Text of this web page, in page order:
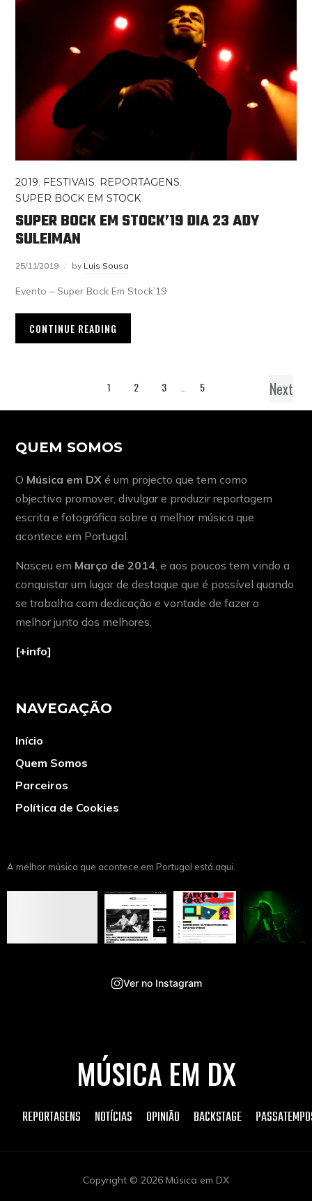
2019 FESTIVAIS REPORTAGENS
SUPER BOCK EM STOCK
SUPER BOCK EM STOCK’19 DIA 23 ADY
SULEIMAN
25/11/2019 by Luis Sousa
Evento – Super Bock Em Stock’19
CONTINUE READING
1 2 3 5 Next
QUEM SOMOS
O Música em DX é um projecto que tem como
objectivo promover, divulgar e produzir reportagem
escrita e fotográfica sobre a melhor música que
acontece em Portugal.
Nasceu em Março de 2014 , e aos poucos tem vindo a
conquistar um lugar de destaque que é possível quando
se trabalha com dedicação e vontade de fazer o
melhor junto dos melhores.
[+info]
NAVEGAÇÃO
Início
Quem Somos
Parceiros
Política de Cookies
A melhor música que acontece em Portugal está aqui.
Ver no Instagram
MÚSICA EM DX
REPORTAGENS NOTÍCIAS OPINIÃO BACKSTAGE
Copyright © 2026 Música em DX